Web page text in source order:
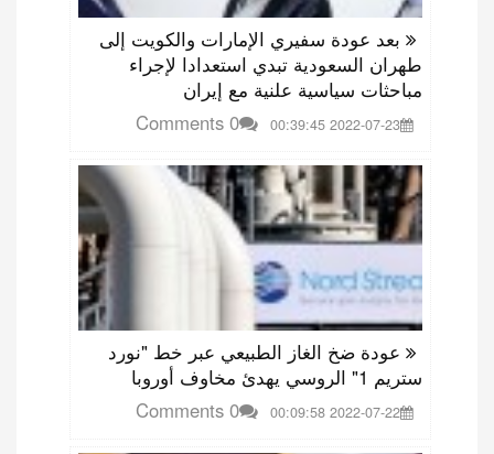
بعد عودة سفيري الإمارات والكويت إلى
‎طهران السعودية تبدي استعدادا لإجراء
مباحثات سياسية علنية مع إيران
2022-07-23 00:39:45
0 Comments
عودة ضخ الغاز الطبيعي عبر خط "نورد
ستريم 1" الروسي يهدئ مخاوف أوروبا
2022-07-22 00:09:58
0 Comments